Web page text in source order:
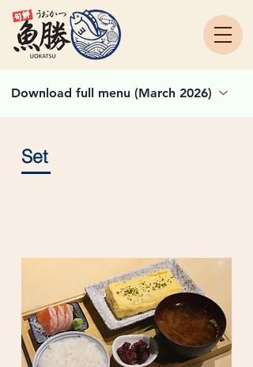
Download full menu (March 2026)
Set